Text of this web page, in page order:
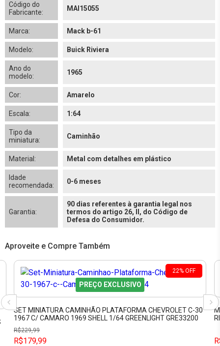
Código do
Fabricante:
MAI15055
Marca: Mack b-61
Modelo: Buick Riviera
Ano do
modelo:
1965
Cor: Amarelo
Escala: 1:64
Tipo da
miniatura:
Caminhão
Material: Metal com detalhes em plástico
Idade
recomendada:
0-6 meses
Garantia:
90 dias referentes à garantia legal nos
termos do artigo 26, II, do Código de
Defesa do Consumidor.
Aproveite e Compre Também
22% OFF
PREÇO EXCLUSIVO
SET MINIATURA CAMINHÃO PLATAFORMA CHEVROLET C-30
1967 C/ CAMARO 1969 SHELL 1/64 GREENLIGHT GRE33200
R$229,99
R$179,99